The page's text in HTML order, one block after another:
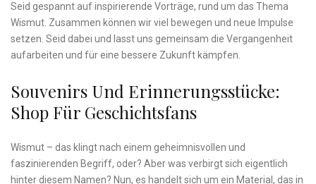
Seid‍ gespannt auf inspirierende ⁤Vorträge, rund um ⁤das Thema
⁢Wismut. Zusammen können wir viel bewegen und neue Impulse
setzen. Seid dabei‍ und lasst uns gemeinsam die Vergangenheit
aufarbeiten und für eine‌ bessere Zukunft kämpfen.
Souvenirs Und ​Erinnerungsstücke:
Shop​ Für Geschichtsfans
Wismut – das klingt nach einem geheimnisvollen und
faszinierenden Begriff, oder? Aber was⁤ verbirgt‍ sich ⁤eigentlich
hinter diesem Namen? Nun, es handelt sich um ein Material, das in